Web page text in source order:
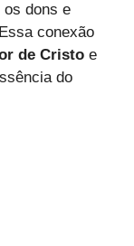
dons e
conexão
de Cristo e
do